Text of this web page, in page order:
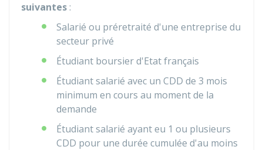
suivantes :
Salarié ou préretraité d'une entreprise du
secteur privé
Étudiant boursier d'Etat français
Étudiant salarié avec un CDD de 3 mois
minimum en cours au moment de la
demande
Étudiant salarié ayant eu 1 ou plusieurs
CDD pour une durée cumulée d'au moins